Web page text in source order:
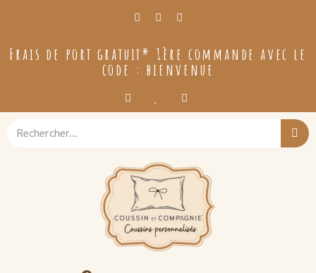
Frais de port gratuit* 1ère commande avec le
code : bienvenue